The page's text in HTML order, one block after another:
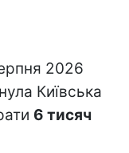
2026
Київська
6 тисяч